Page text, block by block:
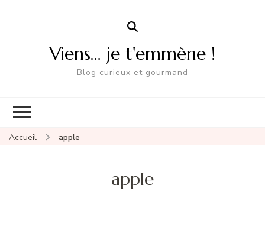
Viens… je t'emmène !
Blog curieux et gourmand
Accueil apple
apple